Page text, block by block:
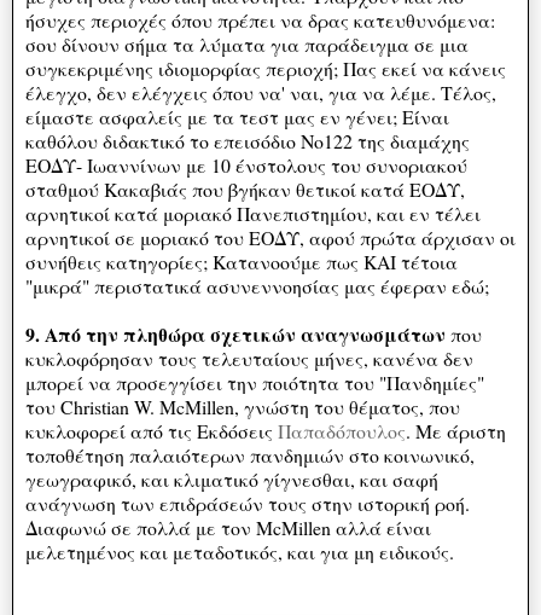
ήσυχες περιοχές όπου πρέπει να δρας κατευθυνόμενα:
σου δίνουν σήμα τα λύματα για παράδειγμα σε μια
συγκεκριμένης ιδιομορφίας περιοχή; Πας εκεί να κάνεις
έλεγχο, δεν ελέγχεις όπου να' ναι, για να λέμε. Τέλος,
είμαστε ασφαλείς με τα τεστ μας εν γένει; Είναι
καθόλου διδακτικό το επεισόδιο Νο122 της διαμάχης
ΕΟΔΥ- Ιωαννίνων με 10 ένστολους του συνοριακού
σταθμού Κακαβιάς που βγήκαν θετικοί κατά ΕΟΔΥ,
αρνητικοί κατά μοριακό Πανεπιστημίου, και εν τέλει
αρνητικοί σε μοριακό του ΕΟΔΥ, αφού πρώτα άρχισαν οι
συνήθεις κατηγορίες; Κατανοούμε πως ΚΑΙ τέτοια
"μικρά" περιστατικά ασυνεννοησίας μας έφεραν εδώ;
9. Από την πληθώρα σχετικών αναγνωσμάτων που
κυκλοφόρησαν τους τελευταίους μήνες, κανένα δεν
μπορεί να προσεγγίσει την ποιότητα του "Πανδημίες"
του Christian W. McMillen, γνώστη του θέματος, που
κυκλοφορεί από τις Εκδόσεις Παπαδόπουλος. Με άριστη
τοποθέτηση παλαιότερων πανδημιών στο κοινωνικό,
γεωγραφικό, και κλιματικό γίγνεσθαι, και σαφή
ανάγνωση των επιδράσεών τους στην ιστορική ροή.
Διαφωνώ σε πολλά με τον McMillen αλλά είναι
μελετημένος και μεταδοτικός, και για μη ειδικούς.